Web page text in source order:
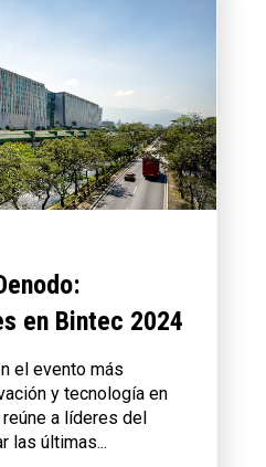
en Bintec 2024
el evento más
y tecnología en
a líderes del
las últimas...